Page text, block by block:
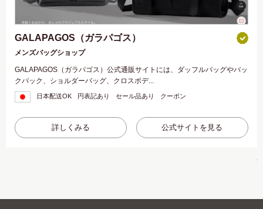
GALAPAGOS（ガラパゴス）
メンズバッグショップ
GALAPAGOS（ガラパゴス）公式通販サイトには、ダッフルバッグやバッ
クパック、ショルダーバッグ、クロスボデ...
日本配送OK 円表記あり セール品あり クーポン
詳しくみる 公式サイトを見る